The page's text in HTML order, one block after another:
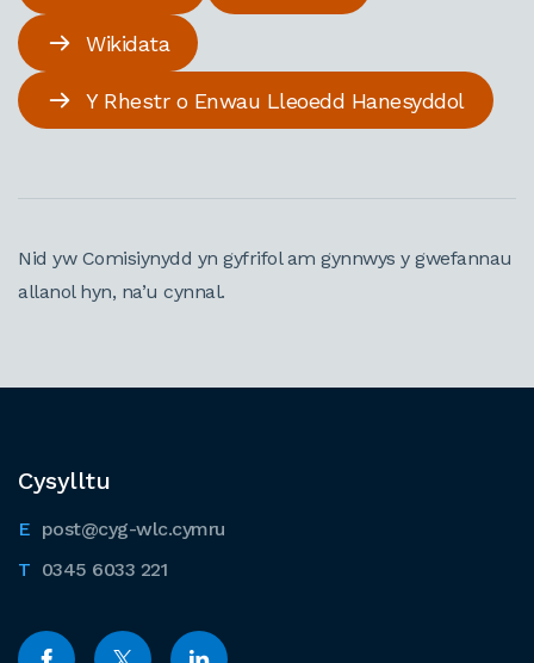
Wikidata
Y Rhestr o Enwau Lleoedd Hanesyddol
Nid yw Comisiynydd yn gyfrifol am gynnwys y gwefannau
allanol hyn, na’u cynnal.
Cysylltu
post@cyg-wlc.cymru
0345 6033 221